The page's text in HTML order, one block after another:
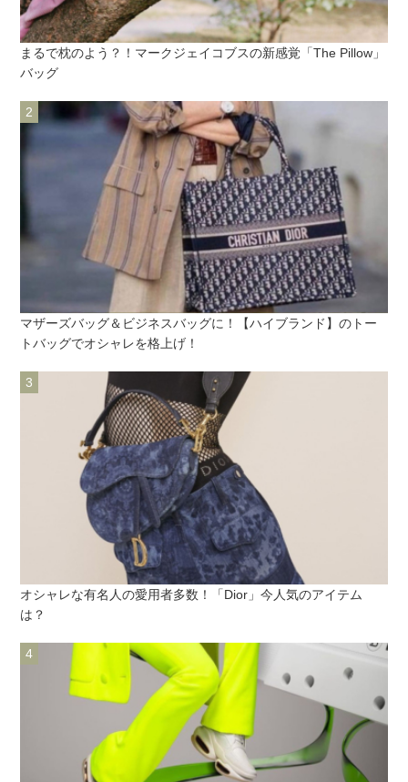
まるで枕のよう？！マークジェイコブスの新感覚「The Pillow」
バッグ
マザーズバッグ＆ビジネスバッグに！【ハイブランド】のトー
トバッグでオシャレを格上げ！
オシャレな有名人の愛用者多数！「Dior」今人気のアイテム
は？